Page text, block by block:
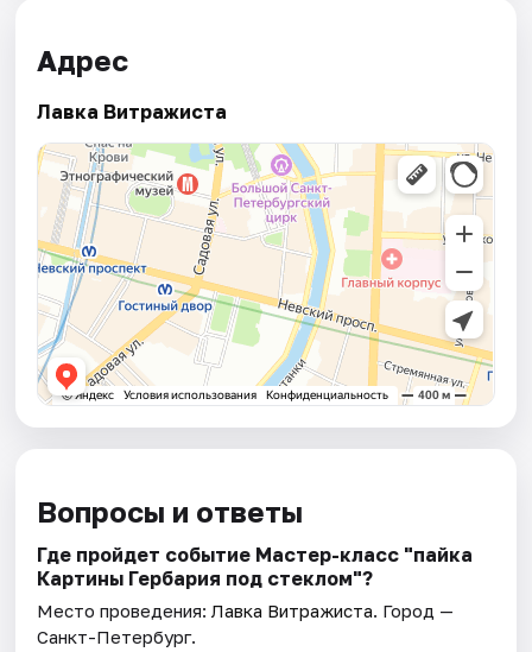
Адрес
Лавка Витражиста
Вопросы и ответы
Где пройдет событие Мастер-класс "пайка
Картины Гербария под стеклом"?
Место проведения:Лавка Витражиста. Город —
Санкт-Петербург.